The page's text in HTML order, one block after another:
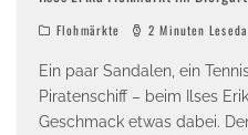
Flohmärkte 2 Minuten
Ein paar Sandalen, ein
Piratenschiff – beim Ilses
Geschmack etwas dabei.